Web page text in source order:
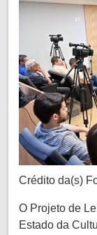
Crédito da(s)
O Projeto de
Estado da